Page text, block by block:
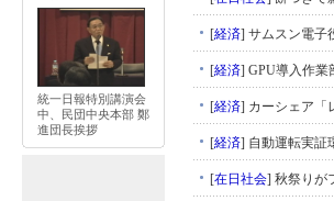
統一日報特別講演会
中、民団中央本部 鄭
進団長挨拶
[経済] サムスン電子
[経済] GPU導入作業
[経済] カーシェア「
[経済] 自動運転実証
[在日社会] 秋祭りが